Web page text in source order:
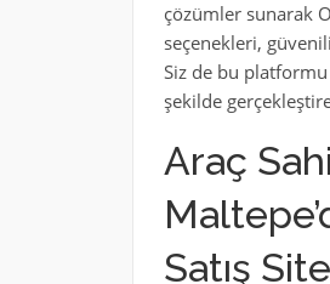
çözümler sunarak
seçenekleri,
Siz de bu platformu
şekilde
Araç
Satış